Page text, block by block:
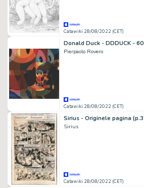
Catawiki 28/08/2022 (CET)
Pierpaolo Rovero
Catawiki 28/08/2022 (CET)
Sirius
Catawiki 28/08/2022 (CET)